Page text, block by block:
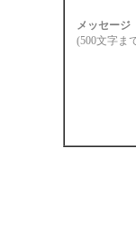
メッセージ
(500文字ま